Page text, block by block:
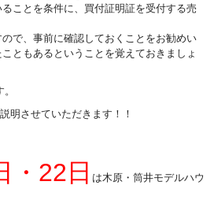
ことを条件に、買付証明証を受付する売
で、事前に確認しておくことをお勧めい
ともあるということを覚えておきましょ
明させていただきます！！
・ 22 日 は木原・筒井モデルハウ